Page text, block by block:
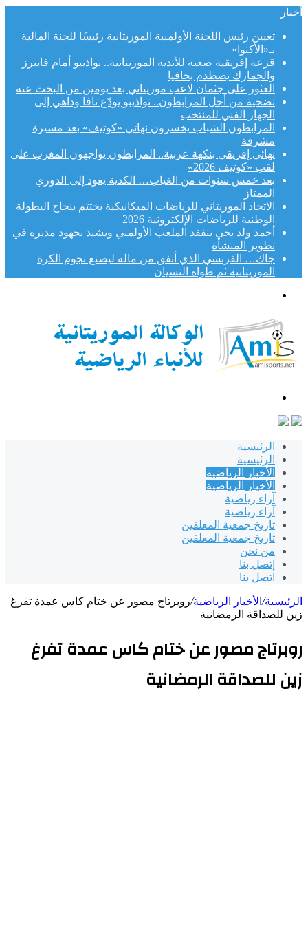
أخبار
تعيين رئيس اللجنة الأولمبية الموريتانية رئيسًا للجنة المالية
بـ«الأكنوا»
قرعة إفريقية صعبة للأندية الموريتانية.. نواذيبو أمام فايبرز
والجمارك يصطدم بحافيا
العثور على جثمان لاعب موريتاني بعد يومين من البحث عنه
تضحية من أجل المرابطون.. نواذيبو يودّع تافا وداهي إلى
الجهاز الفني للمنتخب
المرابطون الشباب يخسرون نهائي «كوتيف» بعد مسيرة
مشرفة
نهائي إفريقي بنكهة عربية.. المرابطون يواجهون المغرب على
لقب «كوتيف 2026»
بعد خمس سنوات من الغياب… الكدية يعود إلى الدوري
الممتاز
الاتحاد الموريتاني للرياضات الميكانيكية يختتم بنجاح البطولة
الوطنية للرياضات الإلكترونية 2026
أحمد ولد يحي يتفقد الملعب الأولمبي ويشيد بجهود مديره في
تطوير المنشأة
جاك… الفرنسي الذي أنفق من ماله ليصنع نجوم الكرة
الموريتانية ثم طواه النسيان
الرئيسية
الرئيسية
الأخبار الرياضية
الأخبار الرياضية
آراء رياضية
آراء رياضية
تاريخ جمعية المعلقين
تاريخ جمعية المعلقين
من نحن
إتصل بنا
اتصل بنا
الرئيسية/ الأخبار الرياضية/روبرتاج مصور عن ختام كاس عمدة تفرغ
زين للصداقة الرمضانية
روبرتاج مصور عن ختام كاس عمدة تفرغ
زين للصداقة الرمضانية